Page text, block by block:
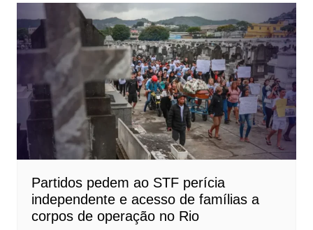
Partidos pedem ao STF perícia
independente e acesso de famílias a
corpos de operação no Rio